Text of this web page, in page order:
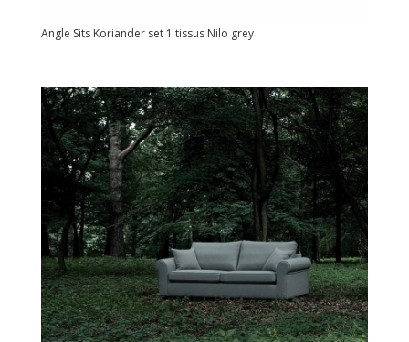
Angle Sits Koriander set 1 tissus Nilo grey